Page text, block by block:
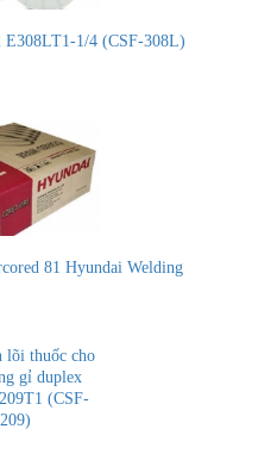
E308LT1-1/4 (CSF-308L)
81 Hyundai Welding